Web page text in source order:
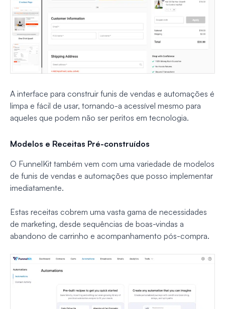
A interface para construir funis de vendas e automações é
limpa e fácil de usar, tornando-a acessível mesmo para
aqueles que podem não ser peritos em tecnologia.
Modelos e Receitas Pré-construídos
O FunnelKit também vem com uma variedade de modelos
de funis de vendas e automações que posso implementar
imediatamente.
Estas receitas cobrem uma vasta gama de necessidades
de marketing, desde sequências de boas-vindas a
abandono de carrinho e acompanhamento pós-compra.